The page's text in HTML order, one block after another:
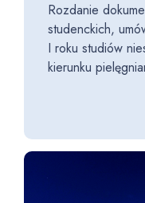
Rozdanie
studenckich,
I roku studiów
kierunku